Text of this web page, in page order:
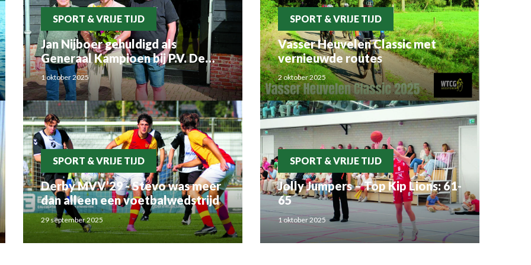
SPORT & VRIJE TIJD
Jan Nijboer gehuldigd als
Generaal Kampioen bij P.V. De
Luchtbode
1 oktober 2025
SPORT & VRIJE TIJD
Vasser Heuvelen Classic met
vernieuwde routes
2 oktober 2025
SPORT & VRIJE TIJD
Derby MVV’29 - Stevo was meer
dan alleen een voetbalwedstrijd
29 september 2025
SPORT & VRIJE TIJD
Jolly Jumpers – Top Kip Lions: 61-
65
1 oktober 2025